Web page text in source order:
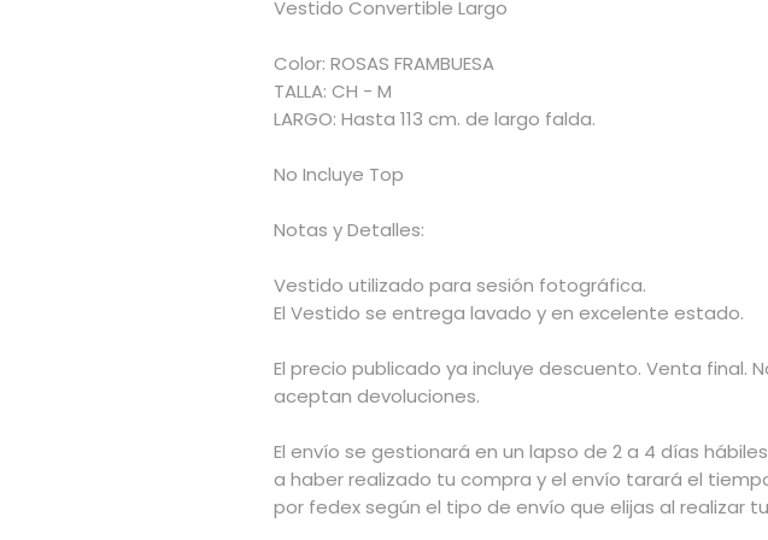
Vestido Convertible Largo
Color: ROSAS FRAMBUESA
TALLA: CH - M
LARGO: Hasta 113 cm. de largo falda.
No Incluye Top
Notas y Detalles:
Vestido utilizado para sesión fotográfica.
El Vestido se entrega lavado y en excelente estado.
El precio publicado ya incluye descuento. Venta final.
aceptan devoluciones.
El envío se gestionará en un lapso de 2 a 4 días
a haber realizado tu compra y el envío tarará el
por fedex según el tipo de envío que elijas al realizar